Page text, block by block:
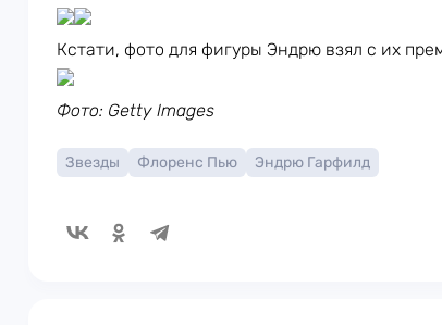
Кстати, фото для фигуры Эндрю взял с их
Фото: Getty Images
Звезды Флоренс Пью Эндрю Гарфилд